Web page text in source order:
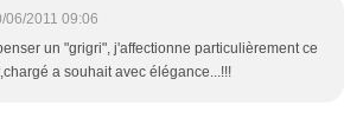
06/2011 09:06
un "grigri", j'affectionne particulièrement ce
a souhait avec élégance...!!!